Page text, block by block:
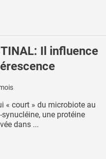
Il influence
« court » du microbiote au
synucléine, une protéine
dans ...